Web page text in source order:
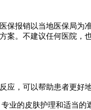
保报销以当地医保局为
案。不建议任何医院，
，可以帮助患者更好
业的皮肤护理和适当